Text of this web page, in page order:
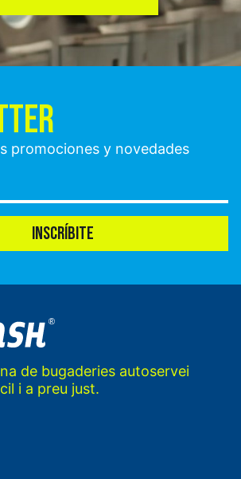
promociones y novedades
INSCRÍBITE
de bugaderies autoservei
i a preu just.